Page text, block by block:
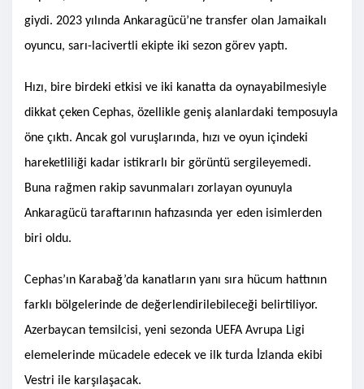
giydi. 2023 yılında Ankaragücü’ne transfer olan Jamaikalı
oyuncu, sarı-lacivertli ekipte iki sezon görev yaptı.
Hızı, bire birdeki etkisi ve iki kanatta da oynayabilmesiyle
dikkat çeken Cephas, özellikle geniş alanlardaki temposuyla
öne çıktı. Ancak gol vuruşlarında, hızı ve oyun içindeki
hareketliliği kadar istikrarlı bir görüntü sergileyemedi.
Buna rağmen rakip savunmaları zorlayan oyunuyla
Ankaragücü taraftarının hafızasında yer eden isimlerden
biri oldu.
Cephas’ın Karabağ’da kanatların yanı sıra hücum hattının
farklı bölgelerinde de değerlendirilebileceği belirtiliyor.
Azerbaycan temsilcisi, yeni sezonda UEFA Avrupa Ligi
elemelerinde mücadele edecek ve ilk turda İzlanda ekibi
Vestri ile karşılaşacak.